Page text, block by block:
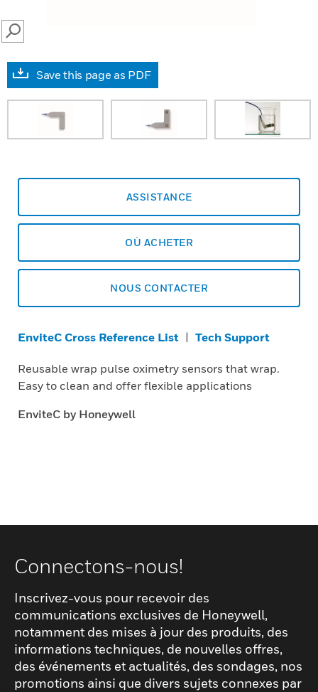
SEARCH
Save this page as PDF
ASSISTANCE
OÙ ACHETER
NOUS CONTACTER
EnviteC Cross Reference List | Tech Support
Reusable wrap pulse oximetry sensors that wrap.
Easy to clean and offer flexible applications
EnviteC by Honeywell
Connectons-nous!
Inscrivez-vous pour recevoir des
communications exclusives de Honeywell,
notamment des mises à jour des produits, des
informations techniques, de nouvelles offres,
des événements et actualités, des sondages, nos
promotions ainsi que divers sujets connexes par